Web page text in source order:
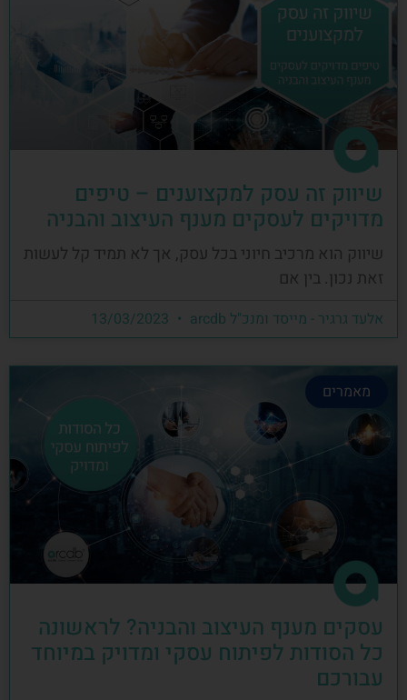
שיווק זה עסק למקצוענים – טיפים
מדויקים לעסקים מענף העיצוב והבניה
שיווק הוא מרכיב חיוני בכל עסק, אך לא תמיד קל לעשות
זאת נכון. בין אם
אלעד גרגיר - מייסד ומנכ"ל arcdb
מאמרים
עסקים מענף העיצוב והבניה? לראשונה
כל הסודות לפיתוח עסקי ומדויק במיוחד
עבורכם